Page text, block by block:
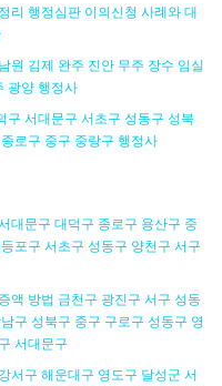
리 행정심판 이의신청 사례와 대
원 김제 완주 진안 무주 장수 임실
광양 행정사
서대문구 서초구 성동구 성북
로구 중구 중랑구 행정사
대문구 대덕구 종로구 용산구 중
포구 서초구 성동구 양천구 서구
액 방법 금천구 광진구 서구 성동
구 성북구 중구 구로구 성동구 영
서대문구
서구 해운대구 영도구 달성군 서